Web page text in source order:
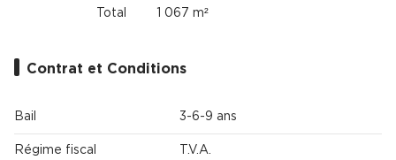
Total 1 067 m²
Contrat et Conditions
Bail 3-6-9 ans
Régime fiscal T.V.A.